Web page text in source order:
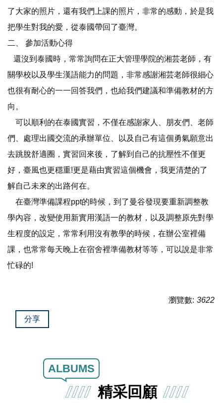
了大家的照片，還有我們上課的照片，非常的感動，於是我
把學生對我的愛，從泰國帶回了臺灣。
二、
參加活動心得
還沒到泰國時，常常詢問在正大管理學院的湘芸老師，有
關學校以及學生漢語能力的問題，非常感謝湘芸老師很細心
也很有耐心的一一回答我們，也給我們建議和準備教材的方
向。
可以順利的在泰國實習，不僅在感謝家人、朋友們、老師
們、處理出國交流的承辦單位、以及自己有這個勇氣願意出
去跳脫舒適圈，實習回來後，了解到自己的抗壓性不僅更
好，臺風也更穩重!更是藉由實習這個機會，我更清楚的了
解自己未來的出路何在。
在臺灣準備課程ppt的時候，到了曼谷發現要重新調整教
學內容，改變使用新實用漢語一的教材，以及調整原先對學
生程度的設定，常常利用沒有教學的時候，在辦公室裡備
課，也常常每天晚上在宿舍裡準備教材等等，可以說是非常
忙碌的!
瀏覽數: 3622
分享
精采回顧
ALBUMS